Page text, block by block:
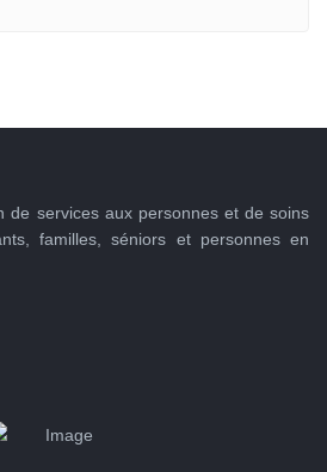
de services aux personnes et de soins
familles, séniors et personnes en